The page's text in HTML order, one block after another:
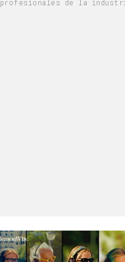
profesionales de la